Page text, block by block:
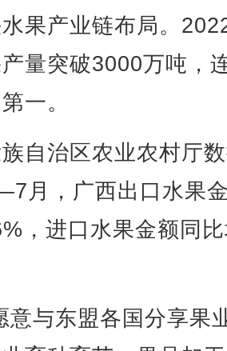
果产业链布局。
量突破3000万吨，
一。
治区农业农村厅
月，广西出口水果
，进口水果金额同
与东盟各国分享果